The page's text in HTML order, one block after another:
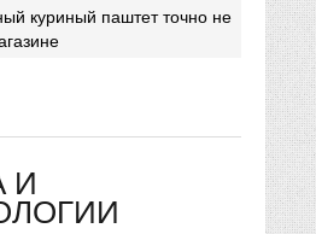
куриный паштет точно не
И